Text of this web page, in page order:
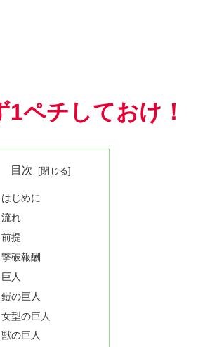
1ペチしておけ！
目次
はじめに
流れ
前提
撃破報酬
巨人
鎧の巨人
女型の巨人
獣の巨人